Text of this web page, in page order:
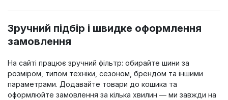
Зручний підбір і швидке оформлення
замовлення
На сайті працює зручний фільтр: обирайте шини за
розміром, типом техніки, сезоном, брендом та іншими
параметрами. Додавайте товари до кошика та
оформлюйте замовлення за кілька хвилин — ми завжди на